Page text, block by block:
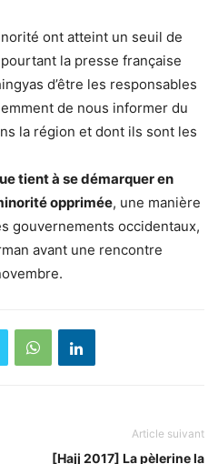
ont atteint un seuil de
la presse française
d’être les responsables
de nous informer du
la région et dont ils sont les
tient à se démarquer en
opprimée, une manière
gouvernements occidentaux,
avant une rencontre
Article suivant
[Hajj 2017] La pèlerine la